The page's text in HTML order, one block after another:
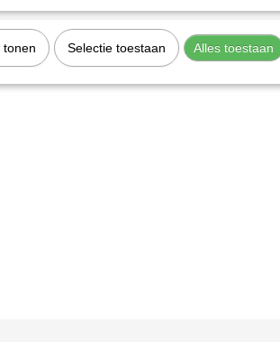
tonen Selectie toestaan Alles toestaan